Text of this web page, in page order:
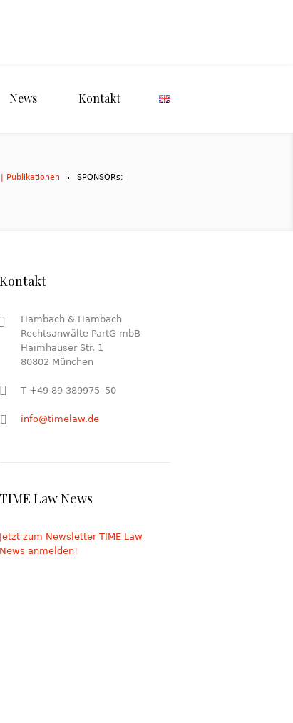
News Kontakt
Publikationen
SPONSORs:
Kontakt
Hambach & Hambach
Rechtsanwälte PartG mbB
Haimhauser Str. 1
80802 München
T +49 89 389975–50
info@timelaw.de
TIME Law News
Jetzt zum Newsletter TIME Law
News anmelden!